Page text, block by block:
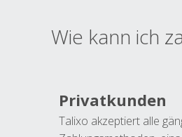
Wie kann ich
Privatkunden
Talixo akzeptiert alle